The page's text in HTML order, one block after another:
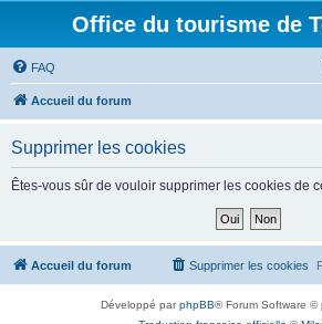
Office du tourisme de
FAQ
Accueil du forum
Supprimer les cookies
Êtes-vous sûr de vouloir supprimer les cookies de
Accueil du forum Supprimer les cookies
Développé parphpBB® Forum Software ©